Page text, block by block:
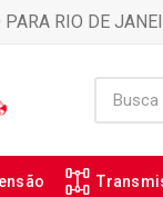
RIO DE